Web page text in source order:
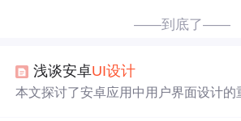
——到底了——
浅谈安卓UI设计
本文探讨了安卓应用中用户界面设计的